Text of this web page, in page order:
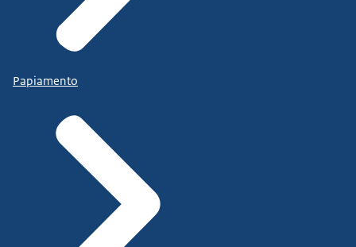
Papiamento